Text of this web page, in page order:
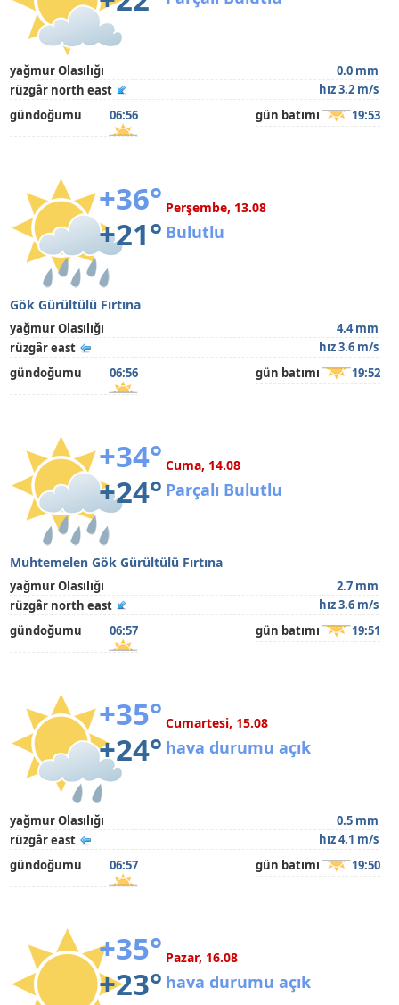
yağmur Olasılığı
0.0 mm
rüzgâr north east
hız 3.2 m/s
gündoğumu
06:56 gün batımı 19:53
+36°
+21°
Perşembe, 13.08
Bulutlu
Gök Gürültülü Fırtına
yağmur Olasılığı
4.4 mm
rüzgâr east
hız 3.6 m/s
gündoğumu
06:56 gün batımı 19:52
+34°
+24°
Cuma, 14.08
Parçalı Bulutlu
Muhtemelen Gök Gürültülü Fırtına
yağmur Olasılığı
2.7 mm
rüzgâr north east
hız 3.6 m/s
gündoğumu
06:57 gün batımı 19:51
+35°
+24°
Cumartesi, 15.08
hava durumu açık
yağmur Olasılığı
0.5 mm
rüzgâr east
hız 4.1 m/s
gündoğumu
06:57 gün batımı 19:50
+35°
+23°
Pazar, 16.08
hava durumu açık